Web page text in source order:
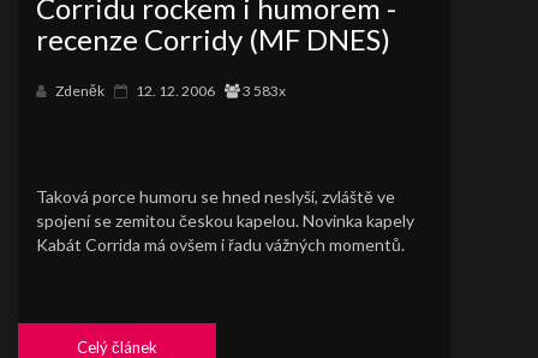
Corridu rockem i humorem -
recenze Corridy (MF DNES)
Zdeněk 12. 12. 2006 3 583x
Taková porce humoru se hned neslyší, zvláště ve
spojení se zemitou českou kapelou. Novinka kapely
Kabát Corrida má ovšem i řadu vážných momentů.
Celý článek